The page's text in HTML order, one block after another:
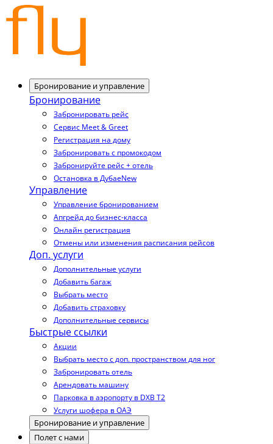
Бронирование и управление
Бронирование
Забронировать рейс
Сервис Meet & Greet
Регистрация на дому
Забронировать с промокодом
Забронируйте рейс + отель
Остановка в ДубаеNew
Управление
Управление бронированием
Апгрейд до бизнес-класса
Онлайн регистрация
Отмены или изменения расписания рейсов
Доп. услуги
Дополнительные услуги
Добавить багаж
Выбрать место
Добавить страховку
Дополнительные сервисы
Быстрые ссылки
Акции
Выбрать место с доп. пространством для ног
Забронировать отель
Арендовать машину
Парковка в аэропорту в DXB T2
Услуги шофера в ОАЭ
Бронирование и управление
Полет с нами